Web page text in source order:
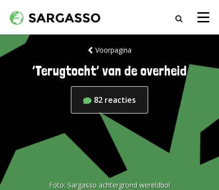
Voorpagina
‘Terugtocht’ van de overheid
82 reacties
Foto: Sargasso achtergrond wereldbol